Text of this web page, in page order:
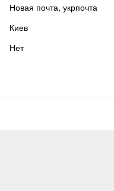
Новая почта, укрпочта
Киев
Нет